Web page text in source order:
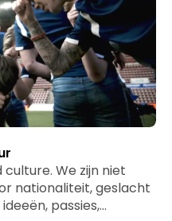
We zijn niet
nationaliteit, geslacht
passies,…